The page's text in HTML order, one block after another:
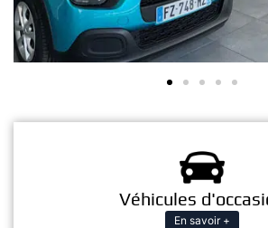
Véhicules
En savoir +